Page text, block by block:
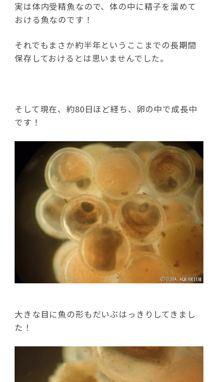
実は体内受精魚なので、体の中に精子を溜めて
おける魚なのです！
それでもまさか約半年というここまでの長期間
保存しておけるとは思いませんでした。
そして現在、約80日ほど経ち、卵の中で成長中
です！
大きな目に魚の形もだいぶはっきりしてきまし
た！